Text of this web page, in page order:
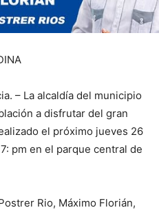
– La alcaldía del municipio
a disfrutar del gran
el próximo jueves 26
pm en el parque central de
Rio, Máximo Florián,